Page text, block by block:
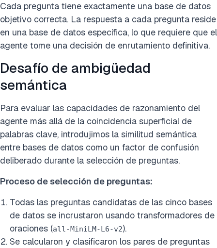
Cada pregunta tiene exactamente una base de datos
objetivo correcta. La respuesta a cada pregunta reside
en una base de datos específica, lo que requiere que el
agente tome una decisión de enrutamiento definitiva.
Desafío de ambigüedad
semántica
Para evaluar las capacidades de razonamiento del
agente más allá de la coincidencia superficial de
palabras clave, introdujimos la similitud semántica
entre bases de datos como un factor de confusión
deliberado durante la selección de preguntas.
Proceso de selección de preguntas:
Todas las preguntas candidatas de las cinco bases
de datos se incrustaron usando transformadores de
oraciones (all-MiniLM-L6-v2).
Se calcularon y clasificaron los pares de preguntas